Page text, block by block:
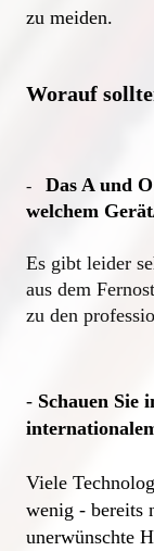
zu meiden.
Worauf
- Das A und
welchem
Es gibt leider
aus dem
zu den
- Schauen Sie
Viele
wenig - bereits
unerwünschte